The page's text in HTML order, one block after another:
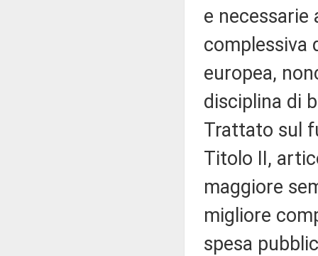
e necessarie
complessiva
europea,
disciplina di
Trattato sul
Titolo II,
maggiore
migliore
spesa